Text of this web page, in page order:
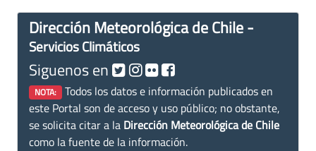
Dirección Meteorológica de Chile -
Servicios Climáticos
Siguenos en
NOTA: Todos los datos e información publicados en
este Portal son de acceso y uso público; no obstante,
se solicita citar a la Dirección Meteorológica de Chile
como la fuente de la información.